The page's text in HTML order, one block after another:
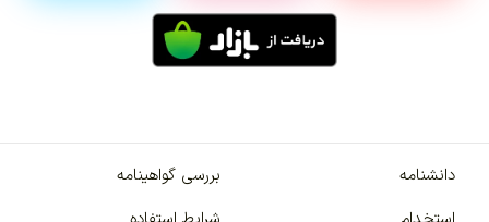
دانشنامه
بررسی گواهینامه